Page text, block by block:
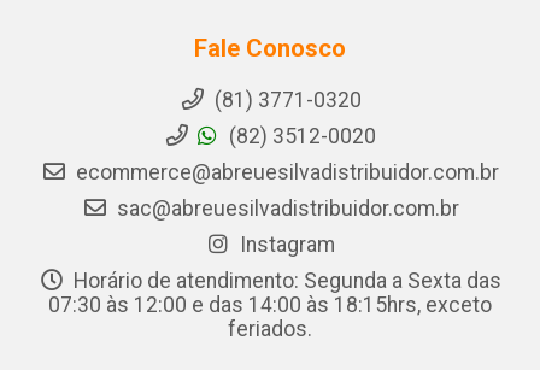
Fale Conosco
(81) 3771-0320
(82) 3512-0020
ecommerce@abreuesilvadistribuidor.com.br
sac@abreuesilvadistribuidor.com.br
Instagram
Horário de atendimento: Segunda a Sexta das
07:30 às 12:00 e das 14:00 às 18:15hrs, exceto
feriados.